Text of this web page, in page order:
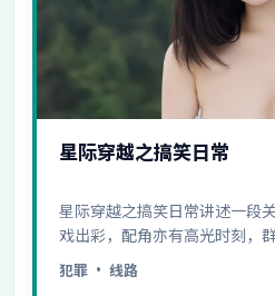
星际穿越之搞笑日常
星际穿越之搞笑日常讲述一段
戏出彩，配角亦有高光时刻
犯罪 · 线路